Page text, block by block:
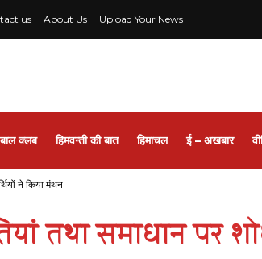
us About Us Upload Your News
बाल क्लब हिमवन्ती की बात हिमाचल ई – अखबार
ने किया मंथन
तथा समाधान पर